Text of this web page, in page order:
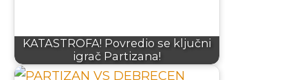
KATASTROFA! Povredio se ključni
igrač Partizana!